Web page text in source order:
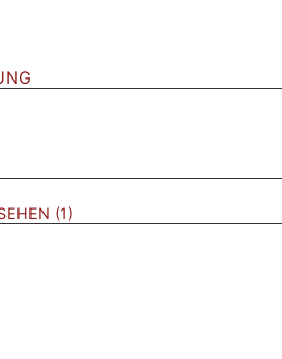
ODER ZULETZT
1